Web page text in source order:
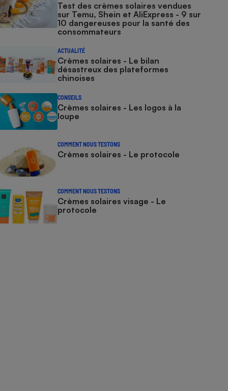
Test des crèmes solaires vendues
sur Temu, Shein et AliExpress - 9 sur
10 dangereuses pour la santé des
consommateurs
ACTUALITÉ
Crèmes solaires - Le bilan
désastreux des plateformes
chinoises
CONSEILS
Crèmes solaires - Les logos à la
loupe
COMMENT NOUS TESTONS
Crèmes solaires - Le protocole
COMMENT NOUS TESTONS
Crèmes solaires visage - Le
protocole